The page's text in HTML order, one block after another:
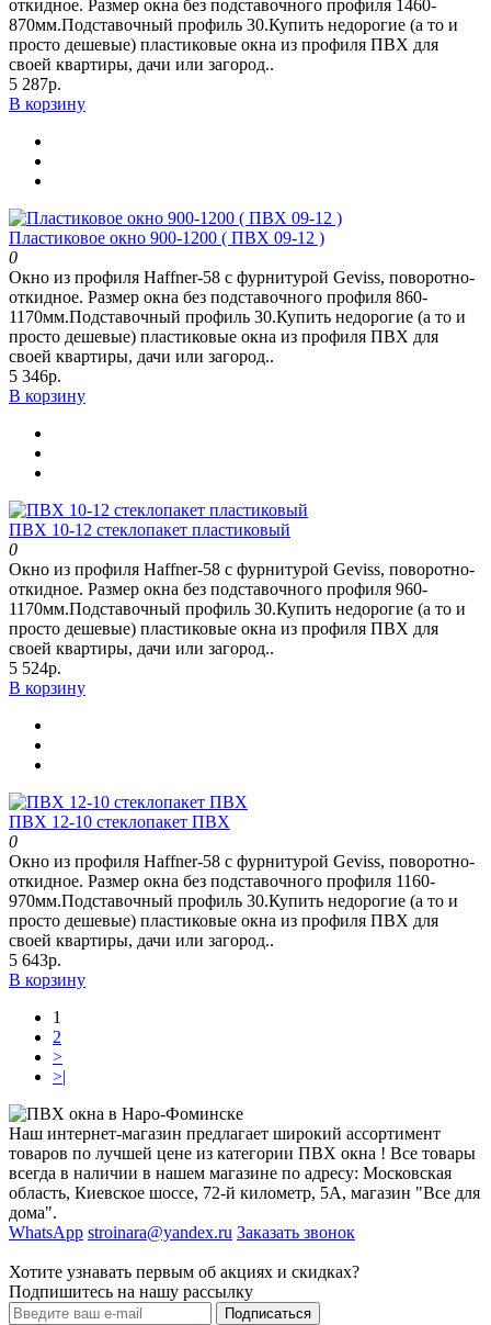
откидное. Размер окна без подставочного профиля 1460-
870мм.Подставочный профиль 30.Купить недорогие (а то и
просто дешевые) пластиковые окна из профиля ПВХ для
своей квартиры, дачи или загород..
5 287р.
В корзину
Пластиковое окно 900-1200 ( ПВХ 09-12 )
0
Окно из профиля Haffner-58 c фурнитурой Geviss, поворотно-
откидное. Размер окна без подставочного профиля 860-
1170мм.Подставочный профиль 30.Купить недорогие (а то и
просто дешевые) пластиковые окна из профиля ПВХ для
своей квартиры, дачи или загород..
5 346р.
В корзину
ПВХ 10-12 стеклопакет пластиковый
0
Окно из профиля Haffner-58 c фурнитурой Geviss, поворотно-
откидное. Размер окна без подставочного профиля 960-
1170мм.Подставочный профиль 30.Купить недорогие (а то и
просто дешевые) пластиковые окна из профиля ПВХ для
своей квартиры, дачи или загород..
5 524р.
В корзину
ПВХ 12-10 стеклопакет ПВХ
0
Окно из профиля Haffner-58 c фурнитурой Geviss, поворотно-
откидное. Размер окна без подставочного профиля 1160-
970мм.Подставочный профиль 30.Купить недорогие (а то и
просто дешевые) пластиковые окна из профиля ПВХ для
своей квартиры, дачи или загород..
5 643р.
В корзину
1
2
>
>|
Наш интернет-магазин предлагает широкий ассортимент
товаров по лучшей цене из категории ПВХ окна ! Все товары
всегда в наличии в нашем магазине по адресу: Московская
область, Киевское шоссе, 72-й километр, 5А, магазин "Все для
дома".
WhatsApp stroinara@yandex.ru Заказать звонок
Хотите узнавать первым об акциях и скидках?
Подпишитесь на нашу рассылку
Подписаться